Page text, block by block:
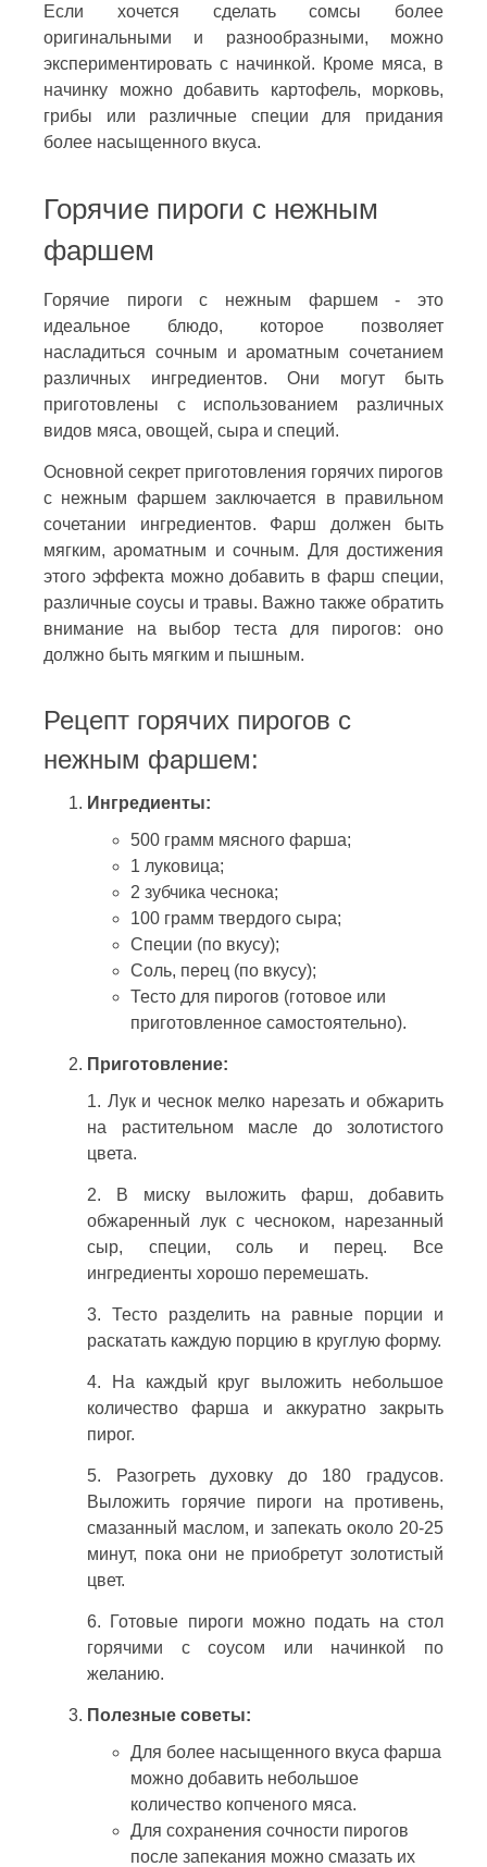
Если хочется сделать сомсы более
оригинальными и разнообразными, можно
экспериментировать с начинкой. Кроме мяса, в
начинку можно добавить картофель, морковь,
грибы или различные специи для придания
более насыщенного вкуса.
Горячие пироги с нежным
фаршем
Горячие пироги с нежным фаршем - это
идеальное блюдо, которое позволяет
насладиться сочным и ароматным сочетанием
различных ингредиентов. Они могут быть
приготовлены с использованием различных
видов мяса, овощей, сыра и специй.
Основной секрет приготовления горячих пирогов
с нежным фаршем заключается в правильном
сочетании ингредиентов. Фарш должен быть
мягким, ароматным и сочным. Для достижения
этого эффекта можно добавить в фарш специи,
различные соусы и травы. Важно также обратить
внимание на выбор теста для пирогов: оно
должно быть мягким и пышным.
Рецепт горячих пирогов с
нежным фаршем:
Ингредиенты:
500 грамм мясного фарша;
1 луковица;
2 зубчика чеснока;
100 грамм твердого сыра;
Специи (по вкусу);
Соль, перец (по вкусу);
Тесто для пирогов (готовое или
приготовленное самостоятельно).
Приготовление:
1. Лук и чеснок мелко нарезать и обжарить
на растительном масле до золотистого
цвета.
2. В миску выложить фарш, добавить
обжаренный лук с чесноком, нарезанный
сыр, специи, соль и перец. Все
ингредиенты хорошо перемешать.
3. Тесто разделить на равные порции и
раскатать каждую порцию в круглую форму.
4. На каждый круг выложить небольшое
количество фарша и аккуратно закрыть
пирог.
5. Разогреть духовку до 180 градусов.
Выложить горячие пироги на противень,
смазанный маслом, и запекать около 20-25
минут, пока они не приобретут золотистый
цвет.
6. Готовые пироги можно подать на стол
горячими с соусом или начинкой по
желанию.
Полезные советы:
Для более насыщенного вкуса фарша
можно добавить небольшое
количество копченого мяса.
Для сохранения сочности пирогов
после запекания можно смазать их